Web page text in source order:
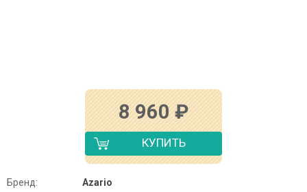
8 960 ₽
КУПИТЬ
Бренд:
Azario